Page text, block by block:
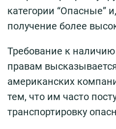
категории “Опасные”
получение более
Требование к
правам
американских
тем, что им часто
транспортировку